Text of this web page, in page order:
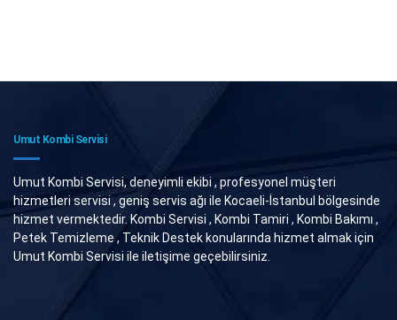
Umut Kombi Servisi
Umut Kombi Servisi, deneyimli ekibi , profesyonel müşteri
hizmetleri servisi , geniş servis ağı ile Kocaeli-İstanbul bölgesinde
hizmet vermektedir. Kombi Servisi , Kombi Tamiri , Kombi Bakımı ,
Petek Temizleme , Teknik Destek konularında hizmet almak için
Umut Kombi Servisi ile iletişime geçebilirsiniz.